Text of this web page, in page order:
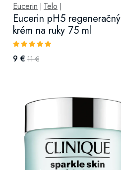
Eucerin Telo
Eucerin pH5 regeneračný
krém na ruky 75 ml
9 € 11 €